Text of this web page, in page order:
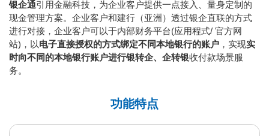
银企通引用金融科技，为企业客户提供一点接入、量身定制的
现金管理方案。企业客户和建行（亚洲）透过银企直联的方式
进行对接，企业客户可以于内部财务平台(应用程式/ 官方网
站)，以电子直接授权的方式绑定不同本地银行的账户 ，实现实
时向不同的本地银行账户进行银转企、企转银收付款场景服
务。
功能特点